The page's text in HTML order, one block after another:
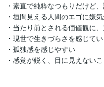
・素直で純粋なつもりだけど
・垣間見える人間のエゴに嫌
・当たり前とされる価値観に
・現世で生きづらさを感じてい
・孤独感を感じやすい
・感覚が鋭く、目に見えない